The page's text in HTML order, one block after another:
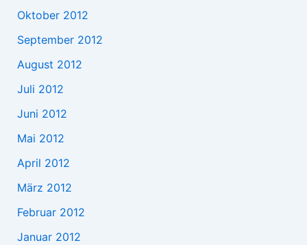
Oktober 2012
September 2012
August 2012
Juli 2012
Juni 2012
Mai 2012
April 2012
März 2012
Februar 2012
Januar 2012